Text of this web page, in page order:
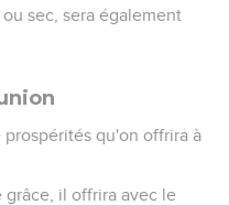
sec, sera également
prospérités qu'on offrira à
il offrira avec le